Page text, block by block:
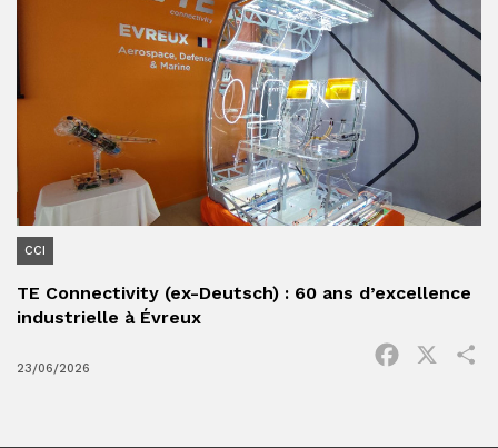
CCI
TE Connectivity (ex-Deutsch) : 60 ans d’excellence
industrielle à Évreux
23/06/2026
Facebook